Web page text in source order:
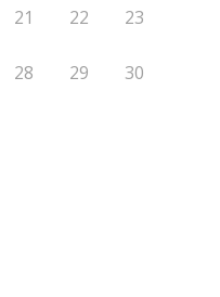
21 22 23
28 29 30